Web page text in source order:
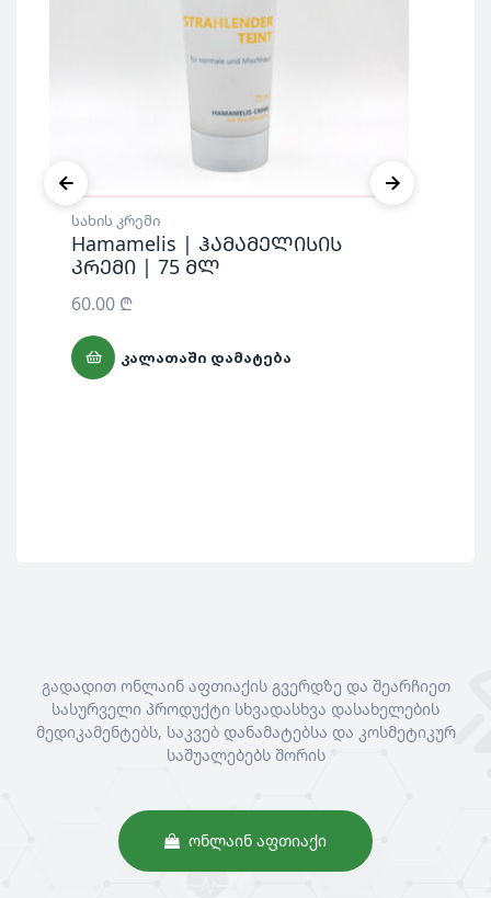
სახის კრემი
Hamamelis | ჰამამელისის
კრემი | 75 მლ
60.00 ₾
ᲙᲐᲚᲐᲗᲐᲨᲘ ᲓᲐᲛᲐᲢᲔᲑᲐ
გადადით ონლაინ აფთიაქის გვერდზე და შეარჩიეთ
სასურველი პროდუქტი სხვადასხვა დასახელების
მედიკამენტებს, საკვებ დანამატებსა და კოსმეტიკურ
საშუალებებს შორის
ᲝᲜᲚᲐᲘᲜ ᲐᲤᲗᲘᲐᲥᲘ